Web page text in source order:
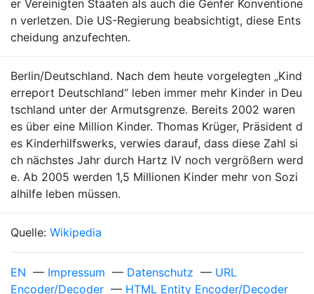
er Vereinigten Staaten als auch die Genfer Konventione
n verletzen. Die US-Regierung beabsichtigt, diese Ents
cheidung anzufechten.
Berlin/Deutschland. Nach dem heute vorgelegten „Kind
erreport Deutschland“ leben immer mehr Kinder in Deu
tschland unter der Armutsgrenze. Bereits 2002 waren
es über eine Million Kinder. Thomas Krüger, Präsident d
es Kinderhilfswerks, verwies darauf, dass diese Zahl si
ch nächstes Jahr durch Hartz IV noch vergrößern werd
e. Ab 2005 werden 1,5 Millionen Kinder mehr von Sozi
alhilfe leben müssen.
Quelle: Wikipedia
EN — Impressum — Datenschutz — URL
Encoder/Decoder — HTML Entity Encoder/Decoder